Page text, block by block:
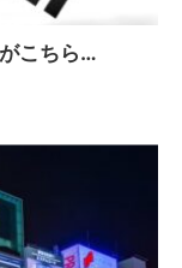
こちら…